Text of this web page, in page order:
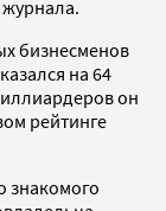
бизнесменов
на 64
он
рейтинге